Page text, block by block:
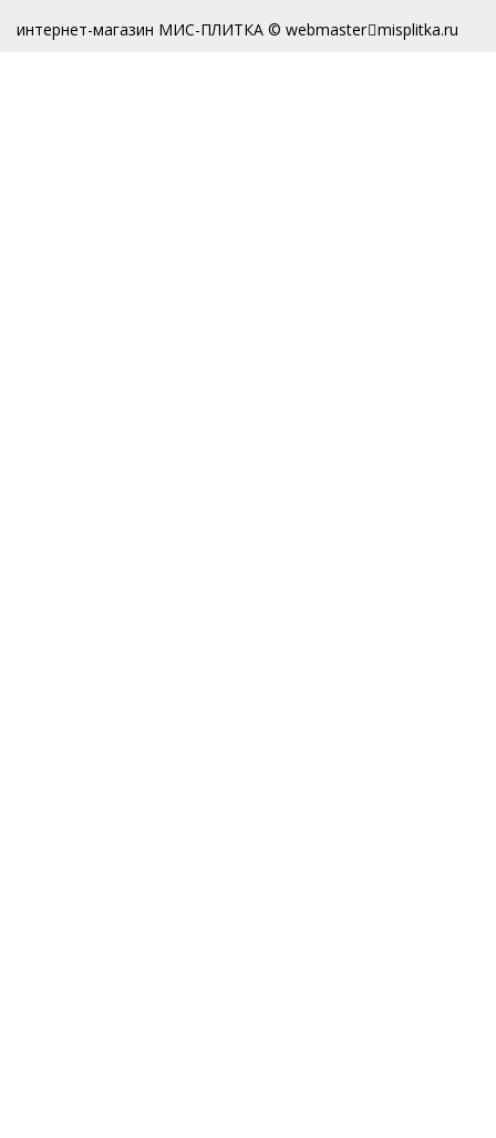
интернет-магазин МИС-ПЛИТКА © webmaster misplitka.ru